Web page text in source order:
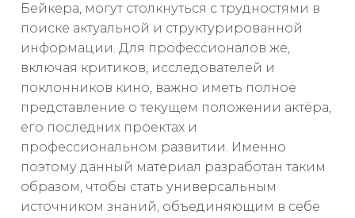
Бейкера, могут столкнуться с трудностями в
поиске актуальной и структурированной
информации. Для профессионалов же,
включая критиков, исследователей и
поклонников кино, важно иметь полное
представление о текущем положении актёра,
его последних проектах и
профессиональном развитии. Именно
поэтому данный материал разработан таким
образом, чтобы стать универсальным
источником знаний, объединяющим в себе